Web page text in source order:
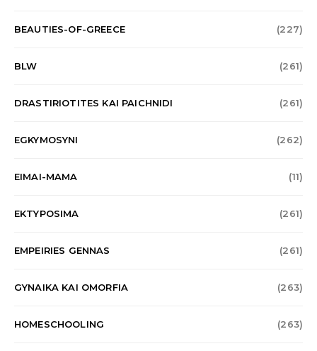
BEAUTIES-OF-GREECE (227)
BLW (261)
DRASTIRIOTITES KAI PAICHNIDI (261)
EGKYMOSYNI (262)
EIMAI-MAMA (11)
EKTYPOSIMA (261)
EMPEIRIES GENNAS (261)
GYNAIKA KAI OMORFIA (263)
HOMESCHOOLING (263)